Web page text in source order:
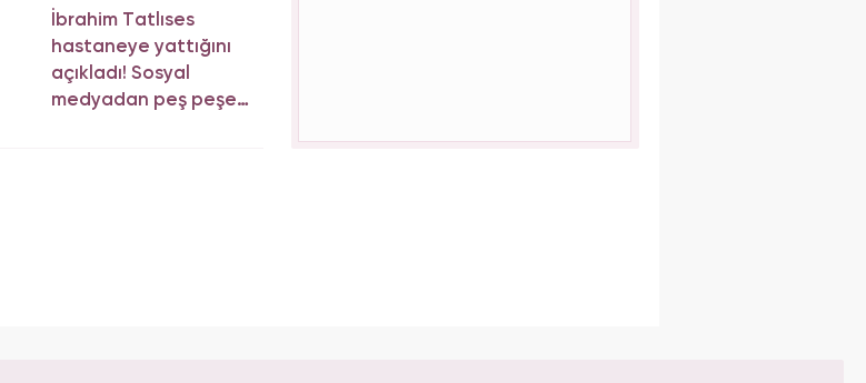
İbrahim Tatlıses
hastaneye yattığını
açıkladı! Sosyal
medyadan peş peşe